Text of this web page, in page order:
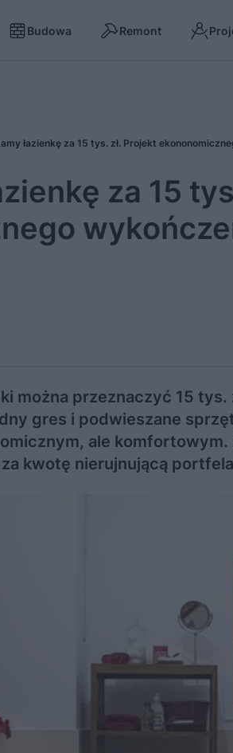
Budowa Remont
łazienkę za 15 tys. zł. Projekt
za 15
można przeznaczyć 15
gres i podwieszane
ale
kwotę nierujnującą